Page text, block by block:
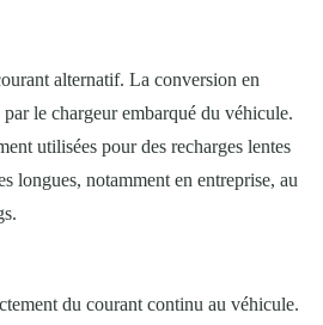
alternatif. La conversion en
le chargeur embarqué du véhicule.
utilisées pour des recharges lentes
longues, notamment en entreprise, au
du courant continu au véhicule.